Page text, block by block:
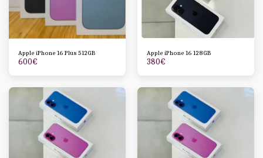
Apple iPhone 16 Plus 512GB
600€
Apple iPhone 16 128GB
380€